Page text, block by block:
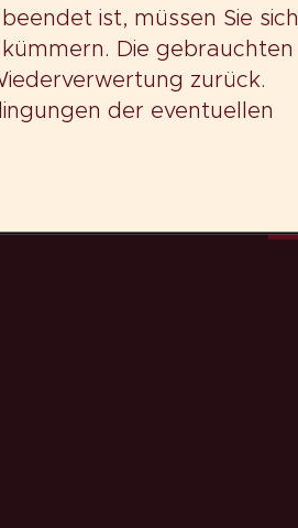
ist, müssen Sie sich
Die gebrauchten
zurück.
der eventuellen